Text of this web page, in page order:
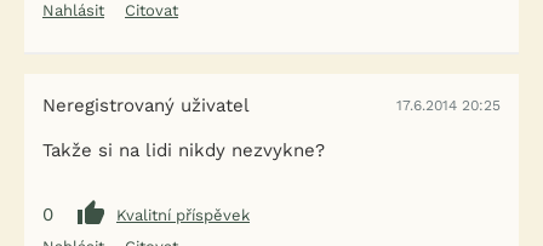
Nahlásit
Citovat
Neregistrovaný uživatel 17.6.2014 20:25
Takže si na lidi nikdy nezvykne?
0
Kvalitní příspěvek